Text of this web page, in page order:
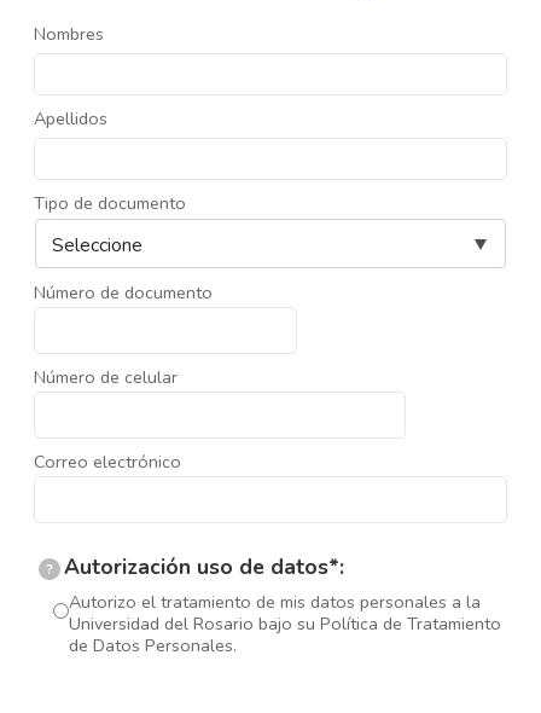
Nombres
Apellidos
Tipo de documento
Número de documento
Número de celular
Correo electrónico
? Autorización uso de datos*:
Autorizo el tratamiento de mis datos personales a la
Universidad del Rosario bajo su Política de Tratamiento
de Datos Personales.